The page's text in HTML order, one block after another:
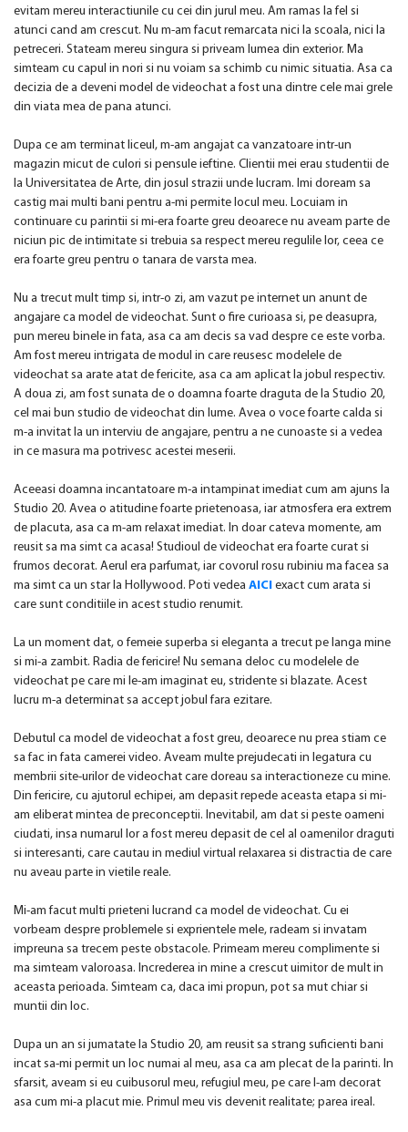
evitam mereu interactiunile cu cei din jurul meu. Am ramas la fel si
atunci cand am crescut. Nu m-am facut remarcata nici la scoala, nici la
petreceri. Stateam mereu singura si priveam lumea din exterior. Ma
simteam cu capul in nori si nu voiam sa schimb cu nimic situatia. Asa ca
decizia de a deveni model de videochat a fost una dintre cele mai grele
din viata mea de pana atunci.
Dupa ce am terminat liceul, m-am angajat ca vanzatoare intr-un
magazin micut de culori si pensule ieftine. Clientii mei erau studentii de
la Universitatea de Arte, din josul strazii unde lucram. Imi doream sa
castig mai multi bani pentru a-mi permite locul meu. Locuiam in
continuare cu parintii si mi-era foarte greu deoarece nu aveam parte de
niciun pic de intimitate si trebuia sa respect mereu regulile lor, ceea ce
era foarte greu pentru o tanara de varsta mea.
Nu a trecut mult timp si, intr-o zi, am vazut pe internet un anunt de
angajare ca model de videochat. Sunt o fire curioasa si, pe deasupra,
pun mereu binele in fata, asa ca am decis sa vad despre ce este vorba.
Am fost mereu intrigata de modul in care reusesc modelele de
videochat sa arate atat de fericite, asa ca am aplicat la jobul respectiv.
A doua zi, am fost sunata de o doamna foarte draguta de la Studio 20,
cel mai bun studio de videochat din lume. Avea o voce foarte calda si
m-a invitat la un interviu de angajare, pentru a ne cunoaste si a vedea
in ce masura ma potrivesc acestei meserii.
Aceeasi doamna incantatoare m-a intampinat imediat cum am ajuns la
Studio 20. Avea o atitudine foarte prietenoasa, iar atmosfera era extrem
de placuta, asa ca m-am relaxat imediat. In doar cateva momente, am
reusit sa ma simt ca acasa! Studioul de videochat era foarte curat si
frumos decorat. Aerul era parfumat, iar covorul rosu rubiniu ma facea sa
ma simt ca un star la Hollywood. Poti vedea AICI exact cum arata si
care sunt conditiile in acest studio renumit.
La un moment dat, o femeie superba si eleganta a trecut pe langa mine
si mi-a zambit. Radia de fericire! Nu semana deloc cu modelele de
videochat pe care mi le-am imaginat eu, stridente si blazate. Acest
lucru m-a determinat sa accept jobul fara ezitare.
Debutul ca model de videochat a fost greu, deoarece nu prea stiam ce
sa fac in fata camerei video. Aveam multe prejudecati in legatura cu
membrii site-urilor de videochat care doreau sa interactioneze cu mine.
Din fericire, cu ajutorul echipei, am depasit repede aceasta etapa si mi-
am eliberat mintea de preconceptii. Inevitabil, am dat si peste oameni
ciudati, insa numarul lor a fost mereu depasit de cel al oamenilor draguti
si interesanti, care cautau in mediul virtual relaxarea si distractia de care
nu aveau parte in vietile reale.
Mi-am facut multi prieteni lucrand ca model de videochat. Cu ei
vorbeam despre problemele si exprientele mele, radeam si invatam
impreuna sa trecem peste obstacole. Primeam mereu complimente si
ma simteam valoroasa. Increderea in mine a crescut uimitor de mult in
aceasta perioada. Simteam ca, daca imi propun, pot sa mut chiar si
muntii din loc.
Dupa un an si jumatate la Studio 20, am reusit sa strang suficienti bani
incat sa-mi permit un loc numai al meu, asa ca am plecat de la parinti. In
sfarsit, aveam si eu cuibusorul meu, refugiul meu, pe care l-am decorat
asa cum mi-a placut mie. Primul meu vis devenit realitate; parea ireal.